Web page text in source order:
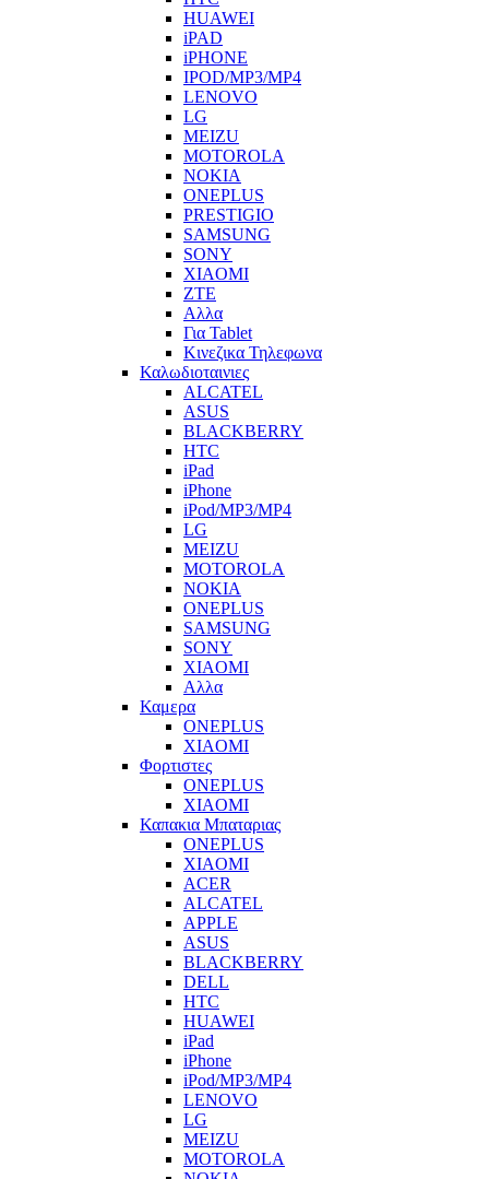
HUAWEI
iPAD
iPHONE
IPOD/MP3/MP4
LENOVO
LG
MEIZU
MOTOROLA
NOKIA
ONEPLUS
PRESTIGIO
SAMSUNG
SONY
XIAOMI
ZTE
Αλλα
Για Tablet
Κινεζικα Τηλεφωνα
Καλωδιοταινιες
ALCATEL
ASUS
BLACKBERRY
HTC
iPad
iPhone
iPod/MP3/MP4
LG
MEIZU
MOTOROLA
NOKIA
ONEPLUS
SAMSUNG
SONY
XIAOMI
Αλλα
Καμερα
ONEPLUS
XIAOMI
Φορτιστες
ONEPLUS
XIAOMI
Καπακια Μπαταριας
ONEPLUS
XIAOMI
ACER
ALCATEL
APPLE
ASUS
BLACKBERRY
DELL
HTC
HUAWEI
iPad
iPhone
iPod/MP3/MP4
LENOVO
LG
MEIZU
MOTOROLA